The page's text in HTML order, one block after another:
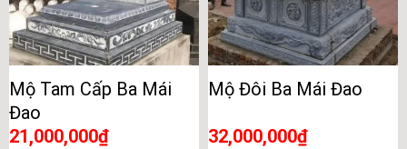
Mộ Tam Cấp Ba Mái
Đao
21,000,000₫
Mộ Đôi Ba Mái Đao
32,000,000₫